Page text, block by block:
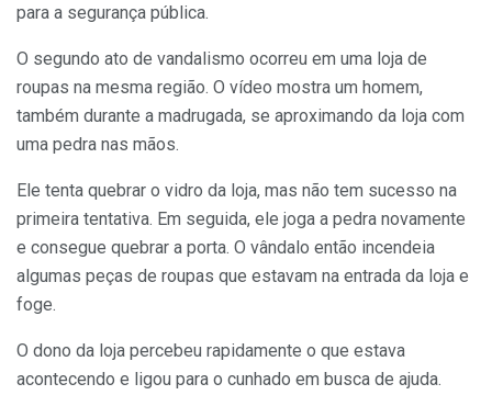
para a segurança pública.
O segundo ato de vandalismo ocorreu em uma loja de
roupas na mesma região. O vídeo mostra um homem,
também durante a madrugada, se aproximando da loja com
uma pedra nas mãos.
Ele tenta quebrar o vidro da loja, mas não tem sucesso na
primeira tentativa. Em seguida, ele joga a pedra novamente
e consegue quebrar a porta. O vândalo então incendeia
algumas peças de roupas que estavam na entrada da loja e
foge.
O dono da loja percebeu rapidamente o que estava
acontecendo e ligou para o cunhado em busca de ajuda.